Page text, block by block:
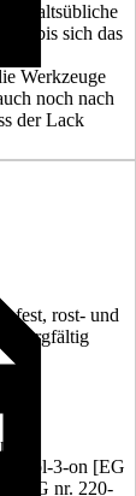
bis sich das
Werkzeuge
noch nach
der Lack
fest, rost- und
sorgfältig
3-on [EG
[EG nr. 220-